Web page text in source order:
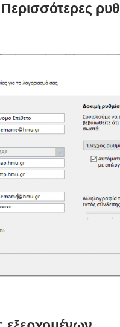
Περισσότερες